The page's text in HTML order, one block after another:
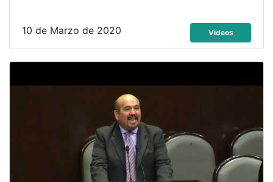
10 de Marzo de 2020 Videos